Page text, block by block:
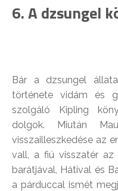
6. A dzsungel
Bár a dzsungel
története vidám és
szolgáló Kipling
dolgok. Miután
visszailleszkedése az
vall, a fiú visszatér
barátjával, Hátival és
a párduccal ismét